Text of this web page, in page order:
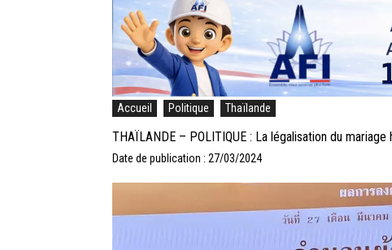
Accueil Politique Thaïlande
THAÏLANDE – POLITIQUE : La légalisation du
Date de publication : 27/03/2024